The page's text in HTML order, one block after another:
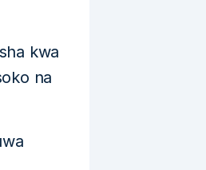
kwa
na